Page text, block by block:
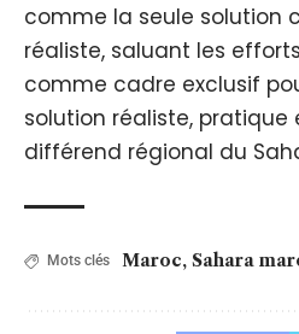
comme la seule solution
réaliste, saluant les
comme cadre exclusif
solution réaliste, pratique
différend régional du
Mots clés Maroc, Sahara